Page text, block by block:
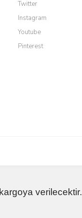
Twitter
Instagram
Youtube
Pinterest
verilecektir.